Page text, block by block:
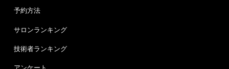
予約方法
サロンランキング
技術者ランキング